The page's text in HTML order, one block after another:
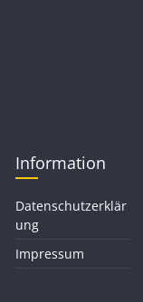
Information
Datenschutzerklär
ung
Impressum